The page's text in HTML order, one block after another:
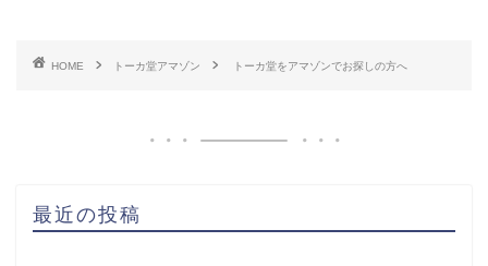
HOME トーカ堂アマゾン トーカ堂をアマゾンでお探しの方へ
最近の投稿